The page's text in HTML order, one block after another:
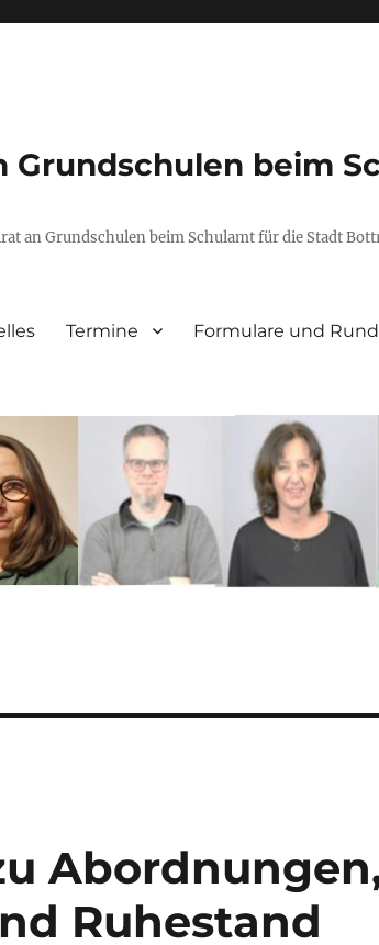
Grundschulen beim
an Grundschulen beim Schulamt für die Stadt
Termine Formulare und
Ruhestand